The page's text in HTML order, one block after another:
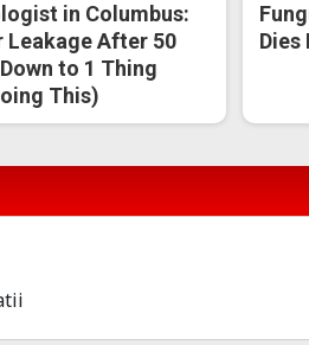
in Columbus:
Leakage After 50
to 1 Thing
This)
Dies